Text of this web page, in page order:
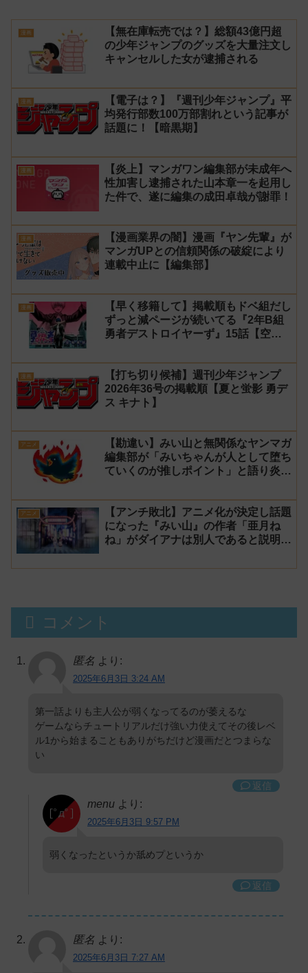
漫画
【無在庫転売では？】総額43億円超
の少年ジャンプのグッズを大量注文し
キャンセルした女が逮捕される
漫画
【電子は？】『週刊少年ジャンプ』平
均発行部数100万部割れという記事が
話題に！【暗黒期】
漫画
【炎上】マンガワン編集部が未成年へ
性加害し逮捕された山本章一を起用し
た件で、遂に編集の成田卓哉が謝罪！
漫画
【漫画業界の闇】漫画『ヤン先輩』が
マンガUPとの信頼関係の破綻により
連載中止に【編集部】
漫画
【早く移籍して】掲載順もドベ組だし
ずっと減ページが続いてる『2年B組
勇者デストロイヤーず』15話【空
漫画
【打ち切り候補】週刊少年ジャンプ
2026年36号の掲載順【夏と蛍影 勇デ
ス キナト】
アニメ
【勘違い】みい山と無関係なヤンマガ
編集部が「みいちゃんが人として堕ち
ていくのが推しポイント」と語り炎上
ス】
アニメ
【アンチ敗北】アニメ化が決定し話題
になった『みい山』の作者「亜月ね
ね」がダイアナは別人であると説明し
コメント
匿名 より:
2025年6月3日 3:24 AM
第一話よりも主人公が弱くなってるのが萎えるな
ゲームならチュートリアルだけ強い力使えてその後レベ
ル1から始まることもありがちだけど漫画だとつまらな
い
返信
menu より:
2025年6月3日 9:57 PM
弱くなったというか舐めプというか
返信
匿名 より:
2025年6月3日 7:27 AM